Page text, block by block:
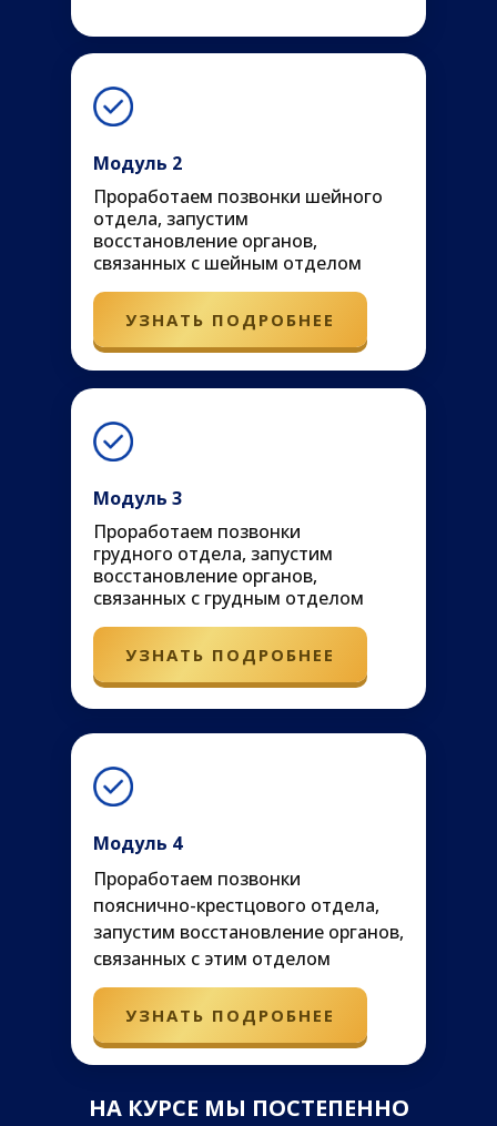
Модуль 2
Проработаем позвонки шейного
отдела, запустим
восстановление органов,
связанных с шейным отделом
Модуль 3
Проработаем позвонки
грудного отдела, запустим
восстановление органов,
связанных с грудным отделом
Модуль 4
Проработаем позвонки
пояснично-крестцового отдела,
запустим восстановление органов,
связанных с этим отделом
УЗНАТЬ ПОДРОБНЕЕ
УЗНАТЬ ПОДРОБНЕЕ
УЗНАТЬ ПОДРОБНЕЕ
НА КУРСЕ МЫ ПОСТЕПЕННО